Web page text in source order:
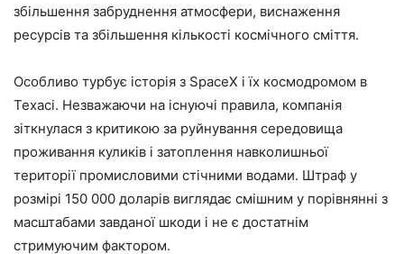
збільшення забруднення атмосфери, виснаження
ресурсів та збільшення кількості космічного сміття.
Особливо турбує історія з SpaceX і їх космодромом в
Техасі. Незважаючи на існуючі правила, компанія
зіткнулася з критикою за руйнування середовища
проживання куликів і затоплення навколишньої
території промисловими стічними водами. Штраф у
розмірі 150 000 доларів виглядає смішним у порівнянні з
масштабами завданої шкоди і не є достатнім
стримуючим фактором.